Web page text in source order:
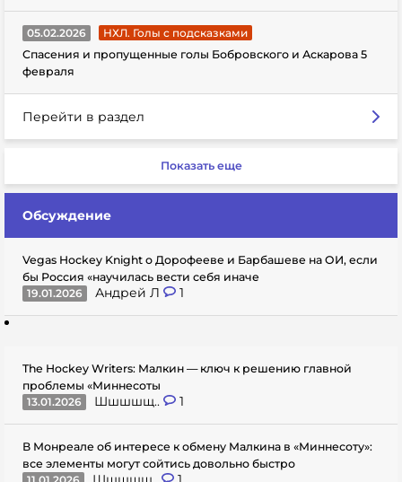
05.02.2026
НХЛ. Голы с подсказками
Спасения и пропущенные голы Бобровского и Аскарова 5
февраля
Перейти в раздел
Показать еще
Обсуждение
Vegas Hockey Knight о Дорофееве и Барбашеве на ОИ, если
бы Россия «научилась вести себя иначе
19.01.2026
Андрей Л 1
The Hockey Writers: Малкин — ключ к решению главной
проблемы «Миннесоты
13.01.2026
Шшшшщ.. 1
В Монреале об интересе к обмену Малкина в «Миннесоту»:
все элементы могут сойтись довольно быстро
11.01.2026